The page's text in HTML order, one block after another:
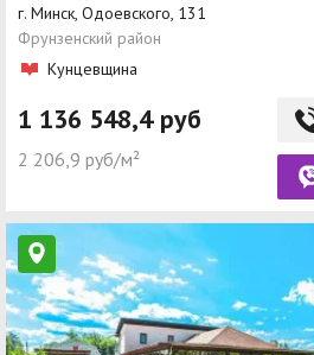
г. Минск, Одоевского, 131
Фрунзенский район
Кунцевщина
1 136 548,4 руб
2 206,9 руб/м²